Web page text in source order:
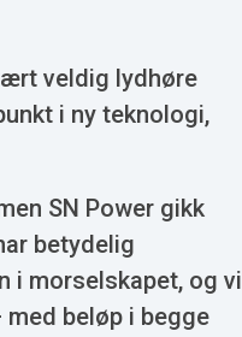
veldig lydhøre
i ny teknologi,
SN Power gikk
betydelig
i morselskapet, og vi
beløp i begge